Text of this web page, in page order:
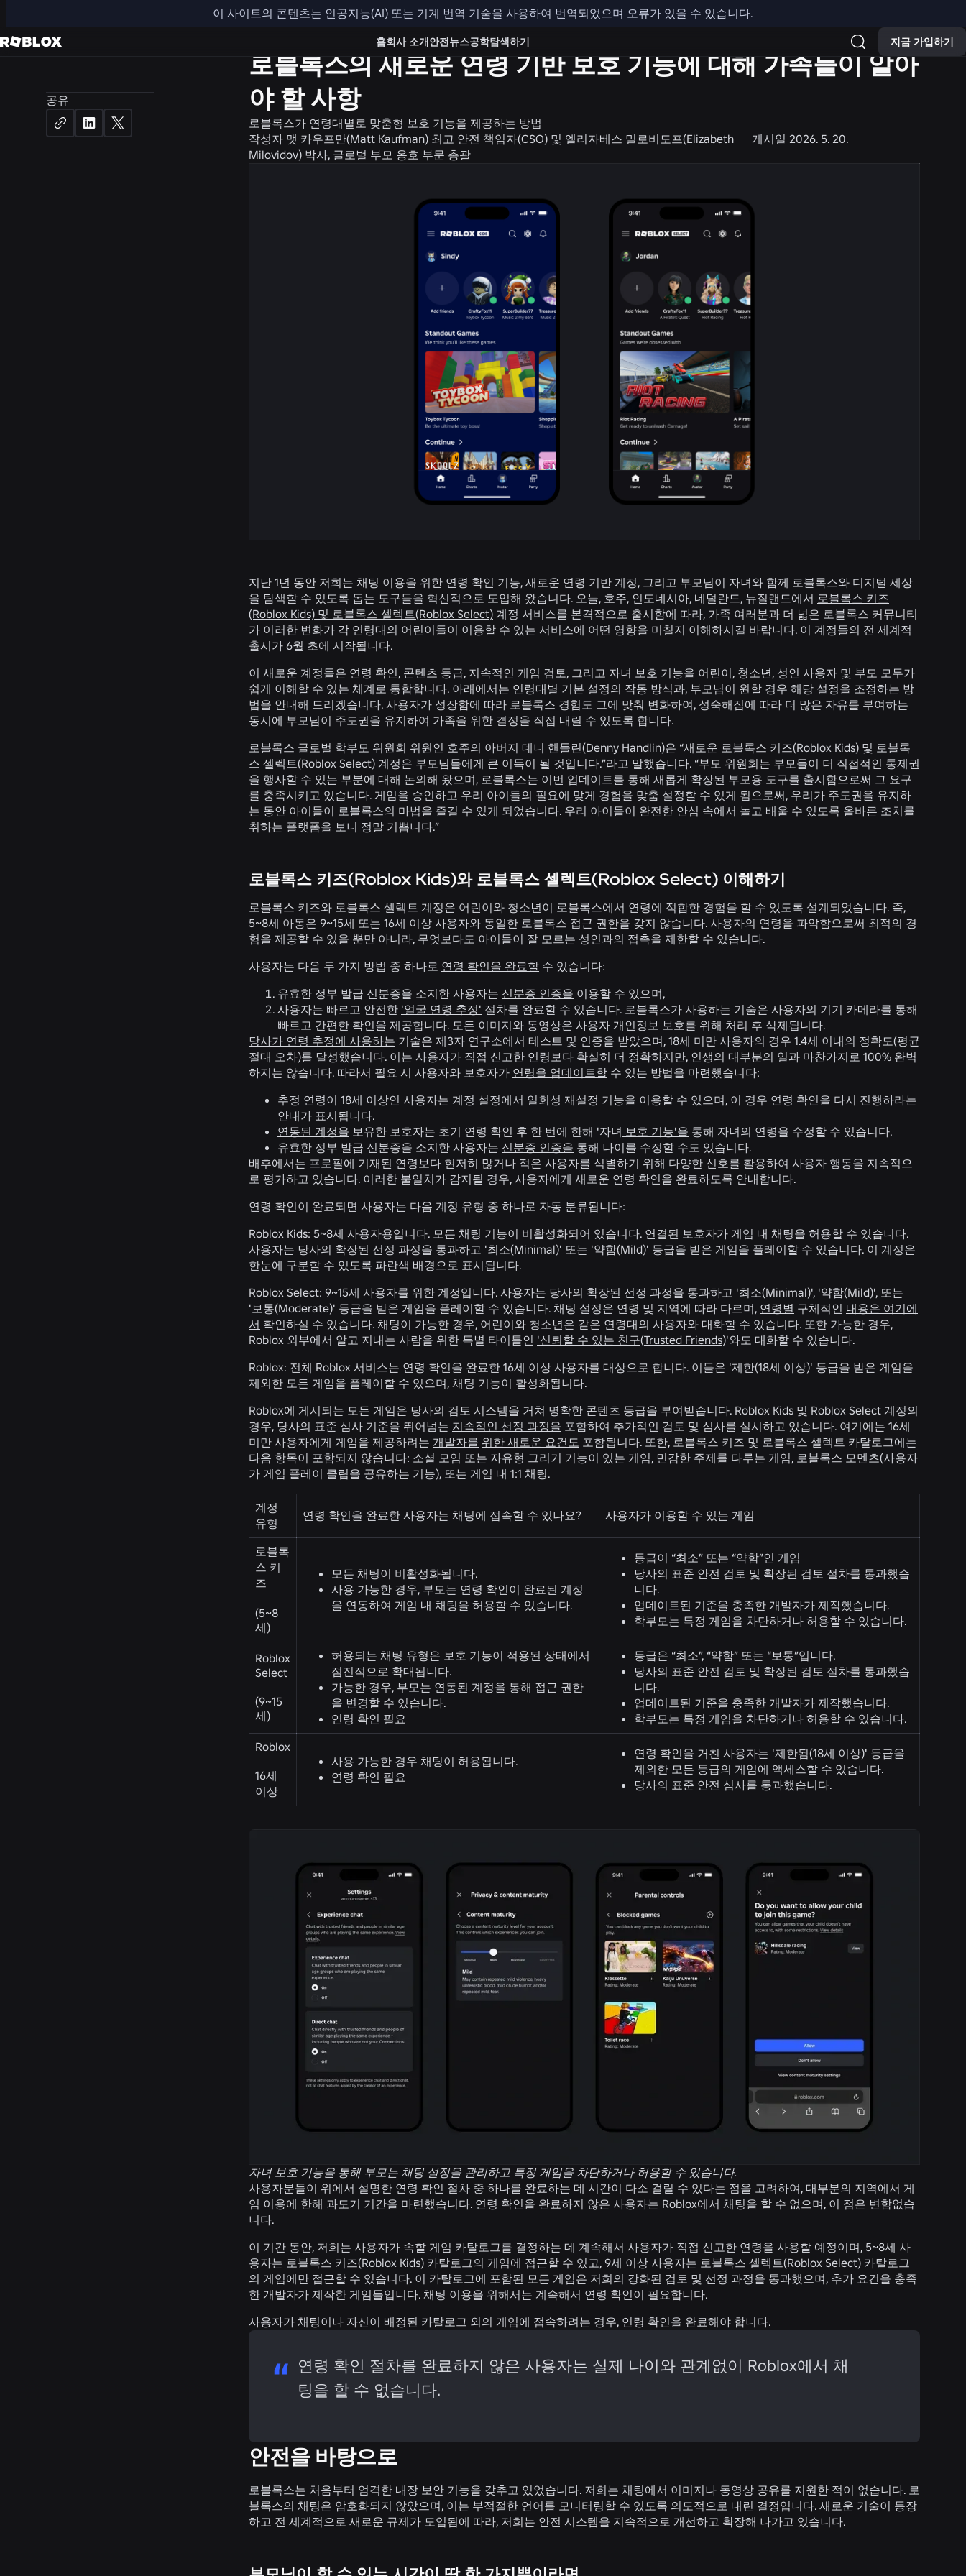
이 사이트의 콘텐츠는 인공지능(AI) 또는 기계 번역 기술을 사용하여 번역되었으며 오류가 있을 수 있습니다.
홈회사 소개안전뉴스공학탐색하기 지금 가입하기
공유
뉴스 안전 + 예의
로블록스의 새로운 연령 기반 보호 기능에 대해 가족들이 알아
야 할 사항
로블록스가 연령대별로 맞춤형 보호 기능을 제공하는 방법
작성자 맷 카우프만(Matt Kaufman) 최고 안전 책임자(CSO) 및 엘리자베스 밀로비도프(Elizabeth
Milovidov) 박사, 글로벌 부모 옹호 부문 총괄
게시일 2026. 5. 20.
지난 1년 동안 저희는 채팅 이용을 위한 연령 확인 기능, 새로운 연령 기반 계정, 그리고 부모님이 자녀와 함께 로블록스와 디지털 세상
을 탐색할 수 있도록 돕는 도구들을 혁신적으로 도입해 왔습니다. 오늘, 호주, 인도네시아, 네덜란드, 뉴질랜드에서 로블록스 키즈
(Roblox Kids) 및 로블록스 셀렉트(Roblox Select) 계정 서비스를 본격적으로 출시함에 따라, 가족 여러분과 더 넓은 로블록스 커뮤니티
가 이러한 변화가 각 연령대의 어린이들이 이용할 수 있는 서비스에 어떤 영향을 미칠지 이해하시길 바랍니다. 이 계정들의 전 세계적
출시가 6월 초에 시작됩니다.
이 새로운 계정들은 연령 확인, 콘텐츠 등급, 지속적인 게임 검토, 그리고 자녀 보호 기능을 어린이, 청소년, 성인 사용자 및 부모 모두가
쉽게 이해할 수 있는 체계로 통합합니다. 아래에서는 연령대별 기본 설정의 작동 방식과, 부모님이 원할 경우 해당 설정을 조정하는 방
법을 안내해 드리겠습니다. 사용자가 성장함에 따라 로블록스 경험도 그에 맞춰 변화하여, 성숙해짐에 따라 더 많은 자유를 부여하는
동시에 부모님이 주도권을 유지하여 가족을 위한 결정을 직접 내릴 수 있도록 합니다.
로블록스 글로벌 학부모 위원회 위원인 호주의 아버지 데니 핸들린(Denny Handlin)은 “새로운 로블록스 키즈(Roblox Kids) 및 로블록
스 셀렉트(Roblox Select) 계정은 부모님들에게 큰 이득이 될 것입니다.”라고 말했습니다. “부모 위원회는 부모들이 더 직접적인 통제권
을 행사할 수 있는 부분에 대해 논의해 왔으며, 로블록스는 이번 업데이트를 통해 새롭게 확장된 부모용 도구를 출시함으로써 그 요구
를 충족시키고 있습니다. 게임을 승인하고 우리 아이들의 필요에 맞게 경험을 맞춤 설정할 수 있게 됨으로써, 우리가 주도권을 유지하
는 동안 아이들이 로블록스의 마법을 즐길 수 있게 되었습니다. 우리 아이들이 완전한 안심 속에서 놀고 배울 수 있도록 올바른 조치를
취하는 플랫폼을 보니 정말 기쁩니다.”
로블록스 키즈(Roblox Kids)와 로블록스 셀렉트(Roblox Select) 이해하기
로블록스 키즈와 로블록스 셀렉트 계정은 어린이와 청소년이 로블록스에서 연령에 적합한 경험을 할 수 있도록 설계되었습니다. 즉,
5~8세 아동은 9~15세 또는 16세 이상 사용자와 동일한 로블록스 접근 권한을 갖지 않습니다. 사용자의 연령을 파악함으로써 최적의 경
험을 제공할 수 있을 뿐만 아니라, 무엇보다도 아이들이 잘 모르는 성인과의 접촉을 제한할 수 있습니다.
사용자는 다음 두 가지 방법 중 하나로 연령 확인을 완료할 수 있습니다:
유효한 정부 발급 신분증을 소지한 사용자는 신분증 인증을 이용할 수 있으며,
사용자는 빠르고 안전한 '얼굴 연령 추정' 절차를 완료할 수 있습니다. 로블록스가 사용하는 기술은 사용자의 기기 카메라를 통해
빠르고 간편한 확인을 제공합니다. 모든 이미지와 동영상은 사용자 개인정보 보호를 위해 처리 후 삭제됩니다.
당사가 연령 추정에 사용하는 기술은 제3자 연구소에서 테스트 및 인증을 받았으며, 18세 미만 사용자의 경우 1.4세 이내의 정확도(평균
절대 오차)를 달성했습니다. 이는 사용자가 직접 신고한 연령보다 확실히 더 정확하지만, 인생의 대부분의 일과 마찬가지로 100% 완벽
하지는 않습니다. 따라서 필요 시 사용자와 보호자가 연령을 업데이트할 수 있는 방법을 마련했습니다:
추정 연령이 18세 이상인 사용자는 계정 설정에서 일회성 재설정 기능을 이용할 수 있으며, 이 경우 연령 확인을 다시 진행하라는
안내가 표시됩니다.
연동된 계정을 보유한 보호자는 초기 연령 확인 후 한 번에 한해 '자녀 보호 기능'을 통해 자녀의 연령을 수정할 수 있습니다.
유효한 정부 발급 신분증을 소지한 사용자는 신분증 인증을 통해 나이를 수정할 수도 있습니다.
배후에서는 프로필에 기재된 연령보다 현저히 많거나 적은 사용자를 식별하기 위해 다양한 신호를 활용하여 사용자 행동을 지속적으
로 평가하고 있습니다. 이러한 불일치가 감지될 경우, 사용자에게 새로운 연령 확인을 완료하도록 안내합니다.
연령 확인이 완료되면 사용자는 다음 계정 유형 중 하나로 자동 분류됩니다:
Roblox Kids: 5~8세 사용자용입니다. 모든 채팅 기능이 비활성화되어 있습니다. 연결된 보호자가 게임 내 채팅을 허용할 수 있습니다.
사용자는 당사의 확장된 선정 과정을 통과하고 '최소(Minimal)' 또는 '약함(Mild)' 등급을 받은 게임을 플레이할 수 있습니다. 이 계정은
한눈에 구분할 수 있도록 파란색 배경으로 표시됩니다.
Roblox Select: 9~15세 사용자를 위한 계정입니다. 사용자는 당사의 확장된 선정 과정을 통과하고 '최소(Minimal)', '약함(Mild)', 또는
'보통(Moderate)' 등급을 받은 게임을 플레이할 수 있습니다. 채팅 설정은 연령 및 지역에 따라 다르며, 연령별 구체적인 내용은 여기에
서 확인하실 수 있습니다. 채팅이 가능한 경우, 어린이와 청소년은 같은 연령대의 사용자와 대화할 수 있습니다. 또한 가능한 경우,
Roblox 외부에서 알고 지내는 사람을 위한 특별 타이틀인 '신뢰할 수 있는 친구(Trusted Friends)'와도 대화할 수 있습니다.
Roblox: 전체 Roblox 서비스는 연령 확인을 완료한 16세 이상 사용자를 대상으로 합니다. 이들은 '제한(18세 이상)' 등급을 받은 게임을
제외한 모든 게임을 플레이할 수 있으며, 채팅 기능이 활성화됩니다.
Roblox에 게시되는 모든 게임은 당사의 검토 시스템을 거쳐 명확한 콘텐츠 등급을 부여받습니다. Roblox Kids 및 Roblox Select 계정의
경우, 당사의 표준 심사 기준을 뛰어넘는 지속적인 선정 과정을 포함하여 추가적인 검토 및 심사를 실시하고 있습니다. 여기에는 16세
미만 사용자에게 게임을 제공하려는 개발자를 위한 새로운 요건도 포함됩니다. 또한, 로블록스 키즈 및 로블록스 셀렉트 카탈로그에는
다음 항목이 포함되지 않습니다: 소셜 모임 또는 자유형 그리기 기능이 있는 게임, 민감한 주제를 다루는 게임, 로블록스 모멘츠(사용자
가 게임 플레이 클립을 공유하는 기능), 또는 게임 내 1:1 채팅.
계정
유형
연령 확인을 완료한 사용자는 채팅에 접속할 수 있나요? 사용자가 이용할 수 있는 게임
로블록
스 키
즈
(5~8
세)
모든 채팅이 비활성화됩니다.
사용 가능한 경우, 부모는 연령 확인이 완료된 계정
을 연동하여 게임 내 채팅을 허용할 수 있습니다.
등급이 “최소” 또는 “약함”인 게임
당사의 표준 안전 검토 및 확장된 검토 절차를 통과했습
니다.
업데이트된 기준을 충족한 개발자가 제작했습니다.
학부모는 특정 게임을 차단하거나 허용할 수 있습니다.
Roblox
Select
(9~15
세)
허용되는 채팅 유형은 보호 기능이 적용된 상태에서
점진적으로 확대됩니다.
가능한 경우, 부모는 연동된 계정을 통해 접근 권한
을 변경할 수 있습니다.
연령 확인 필요
등급은 “최소”, “약함” 또는 “보통”입니다.
당사의 표준 안전 검토 및 확장된 검토 절차를 통과했습
니다.
업데이트된 기준을 충족한 개발자가 제작했습니다.
학부모는 특정 게임을 차단하거나 허용할 수 있습니다.
Roblox
16세
이상
사용 가능한 경우 채팅이 허용됩니다.
연령 확인 필요
연령 확인을 거친 사용자는 '제한됨(18세 이상)' 등급을
제외한 모든 등급의 게임에 액세스할 수 있습니다.
당사의 표준 안전 심사를 통과했습니다.
자녀 보호 기능을 통해 부모는 채팅 설정을 관리하고 특정 게임을 차단하거나 허용할 수 있습니다.
사용자분들이 위에서 설명한 연령 확인 절차 중 하나를 완료하는 데 시간이 다소 걸릴 수 있다는 점을 고려하여, 대부분의 지역에서 게
임 이용에 한해 과도기 기간을 마련했습니다. 연령 확인을 완료하지 않은 사용자는 Roblox에서 채팅을 할 수 없으며, 이 점은 변함없습
니다.
이 기간 동안, 저희는 사용자가 속할 게임 카탈로그를 결정하는 데 계속해서 사용자가 직접 신고한 연령을 사용할 예정이며, 5~8세 사
용자는 로블록스 키즈(Roblox Kids) 카탈로그의 게임에 접근할 수 있고, 9세 이상 사용자는 로블록스 셀렉트(Roblox Select) 카탈로그
의 게임에만 접근할 수 있습니다. 이 카탈로그에 포함된 모든 게임은 저희의 강화된 검토 및 선정 과정을 통과했으며, 추가 요건을 충족
한 개발자가 제작한 게임들입니다. 채팅 이용을 위해서는 계속해서 연령 확인이 필요합니다.
사용자가 채팅이나 자신이 배정된 카탈로그 외의 게임에 접속하려는 경우, 연령 확인을 완료해야 합니다.
연령 확인 절차를 완료하지 않은 사용자는 실제 나이와 관계없이 Roblox에서 채
팅을 할 수 없습니다.
안전을 바탕으로
로블록스는 처음부터 엄격한 내장 보안 기능을 갖추고 있었습니다. 저희는 채팅에서 이미지나 동영상 공유를 지원한 적이 없습니다. 로
블록스의 채팅은 암호화되지 않았으며, 이는 부적절한 언어를 모니터링할 수 있도록 의도적으로 내린 결정입니다. 새로운 기술이 등장
하고 전 세계적으로 새로운 규제가 도입됨에 따라, 저희는 안전 시스템을 지속적으로 개선하고 확장해 나가고 있습니다.